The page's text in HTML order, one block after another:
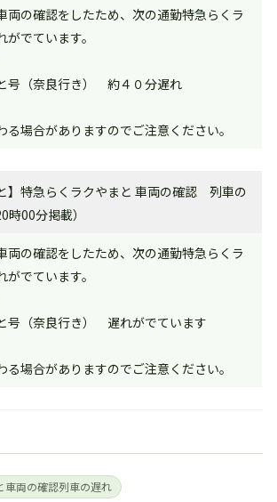
両の確認をしたため、次の通勤特急らくラ
でています。
号（奈良行き） 約４０分遅れ
場合がありますのでご注意ください。
】特急らくラクやまと 車両の確認 列車の
00分掲載）
両の確認をしたため、次の通勤特急らくラ
でています。
号（奈良行き） 遅れがでています
場合がありますのでご注意ください。
車両の確認列車の遅れ